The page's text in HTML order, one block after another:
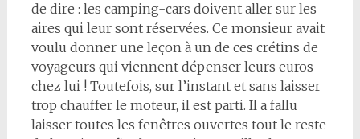
de dire : les camping-cars doivent aller sur les
aires qui leur sont réservées. Ce monsieur avait
voulu donner une leçon à un de ces crétins de
voyageurs qui viennent dépenser leurs euros
chez lui ! Toutefois, sur l’instant et sans laisser
trop chauffer le moteur, il est parti. Il a fallu
laisser toutes les fenêtres ouvertes tout le reste